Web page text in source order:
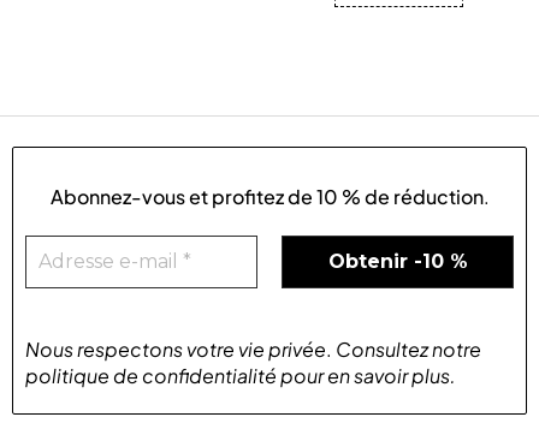
Abonnez-vous et profitez de10 % de réduction.
Nous respectons votre vie privée. Consultez notre
politique de confidentialitépouren savoir plus.